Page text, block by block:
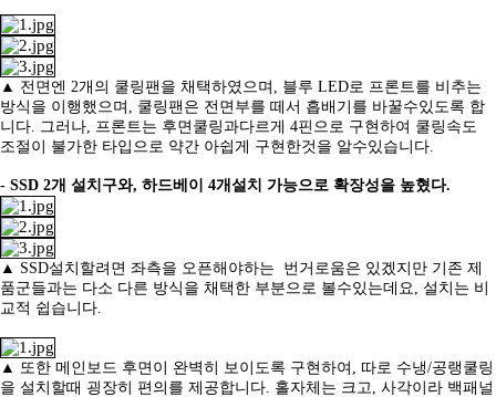
▲ 전면엔 2개의 쿨링팬을 채택하였으며, 블루 LED로 프론트를 비추는
방식을 이행했으며, 쿨링팬은 전면부를 떼서 흡배기를 바꿀수있도록 합
니다. 그러나, 프론트는 후면쿨링과다르게 4핀으로 구현하여 쿨링속도
조절이 불가한 타입으로 약간 아쉽게 구현한것을 알수있습니다.
- SSD 2개 설치구와, 하드베이 4개설치 가능으로 확장성을 높혔다.
▲ SSD설치할려면 좌측을 오픈해야하는 번거로움은 있겠지만 기존 제
품군들과는 다소 다른 방식을 채택한 부분으로 볼수있는데요, 설치는 비
교적 쉽습니다.
▲ 또한 메인보드 후면이 완벽히 보이도록 구현하여, 따로 수냉/공랭쿨링
을 설치할때 굉장히 편의를 제공합니다. 홀자체는 크고, 사각이라 백패널